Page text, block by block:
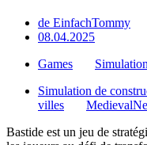
de EinfachTommy
08.04.2025
Games
Simulation
Simulation de
villes
Bastide est un jeu de